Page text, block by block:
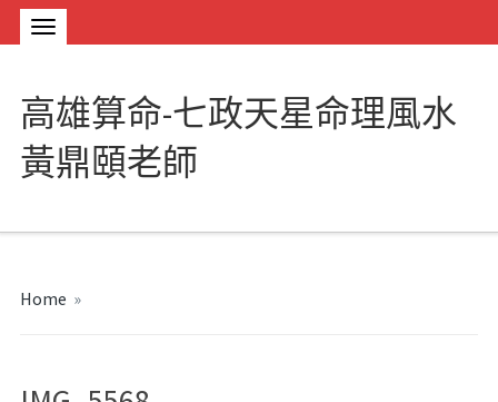
高雄算命-七政天星命理風水
黃鼎頤老師
Home »